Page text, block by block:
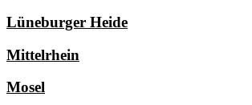
Lüneburger Heide
Mittelrhein
Mosel